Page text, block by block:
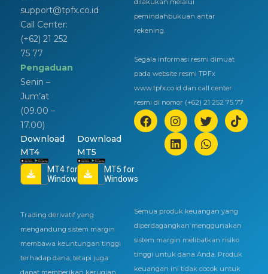
support@tpfx.co.id
Call Center:
(+62) 21 252
75 77
Pengaduan
Senin –
Jum’at
(09.00 –
17.00)
Download
MT4
MT4 for
Windows
Download
MT5
MT5 for
Windows
dilakukan melalui
pemindahbukuan antar
rekening.
Segala informasi resmi dimuat
pada website resmi TPFx
www.tpfx.co.id dan call center
resmi di nomor (+62) 21 252 75 77
Trading derivatif yang
mengandung sistem margin
membawa keuntungan tinggi
terhadap dana, tetapi juga
Semua produk keuangan yang
diperdagangkan menggunakan
sistem margin melibatkan risiko
tinggi untuk dana Anda. Produk
keuangan ini tidak cocok untuk